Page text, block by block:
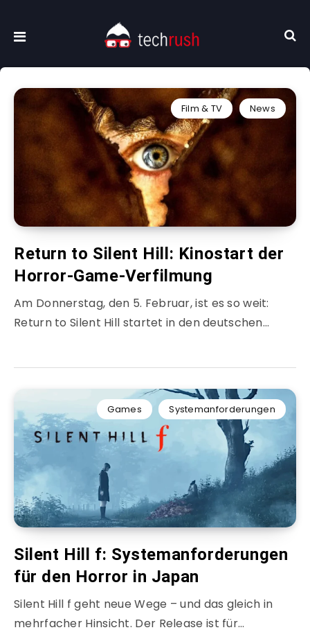
Film & TV News
Return to Silent Hill: Kinostart der
Horror-Game-Verfilmung
Am Donnerstag, den 5. Februar, ist es so weit:
Return to Silent Hill startet in den deutschen…
Games Systemanforderungen
Silent Hill f: Systemanforderungen
für den Horror in Japan
Silent Hill f geht neue Wege – und das gleich in
mehrfacher Hinsicht. Der Release ist für…